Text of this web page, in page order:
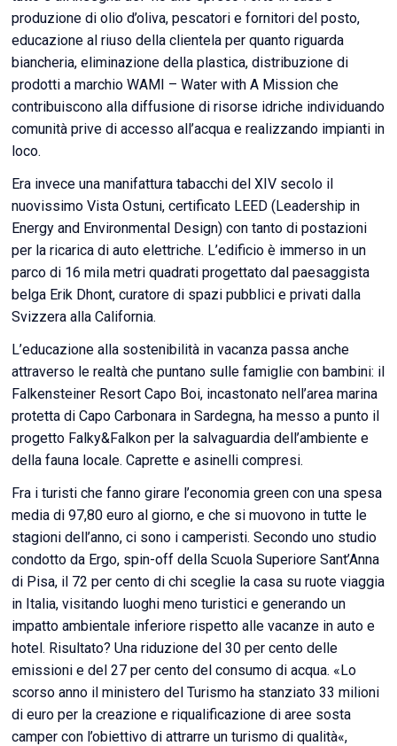
produzione di olio d’oliva, pescatori e fornitori del posto,
educazione al riuso della clientela per quanto riguarda
biancheria, eliminazione della plastica, distribuzione di
prodotti a marchio WAMI – Water with A Mission che
contribuiscono alla diffusione di risorse idriche individuando
comunità prive di accesso all’acqua e realizzando impianti in
loco.
Era invece una manifattura tabacchi del XIV secolo il
nuovissimo Vista Ostuni, certificato LEED (Leadership in
Energy and Environmental Design) con tanto di postazioni
per la ricarica di auto elettriche. L’edificio è immerso in un
parco di 16 mila metri quadrati progettato dal paesaggista
belga Erik Dhont, curatore di spazi pubblici e privati dalla
Svizzera alla California.
L’educazione alla sostenibilità in vacanza passa anche
attraverso le realtà che puntano sulle famiglie con bambini: il
Falkensteiner Resort Capo Boi, incastonato nell’area marina
protetta di Capo Carbonara in Sardegna, ha messo a punto il
progetto Falky&Falkon per la salvaguardia dell’ambiente e
della fauna locale. Caprette e asinelli compresi.
Fra i turisti che fanno girare l’economia green con una spesa
media di 97,80 euro al giorno, e che si muovono in tutte le
stagioni dell’anno, ci sono i camperisti. Secondo uno studio
condotto da Ergo, spin-off della Scuola Superiore Sant’Anna
di Pisa, il 72 per cento di chi sceglie la casa su ruote viaggia
in Italia, visitando luoghi meno turistici e generando un
impatto ambientale inferiore rispetto alle vacanze in auto e
hotel. Risultato? Una riduzione del 30 per cento delle
emissioni e del 27 per cento del consumo di acqua. «Lo
scorso anno il ministero del Turismo ha stanziato 33 milioni
di euro per la creazione e riqualificazione di aree sosta
camper con l’obiettivo di attrarre un turismo di qualità«,